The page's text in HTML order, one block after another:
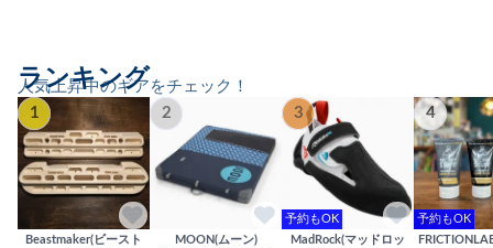
人気上昇中のギアをチェック！
ランキング
1
Beastmaker(ビースト
2
MOON(ムーン)
3
予約もOK
MadRock(マッドロッ
4
予約もOK